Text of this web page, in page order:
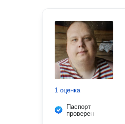
1 оценка
Паспорт
проверен